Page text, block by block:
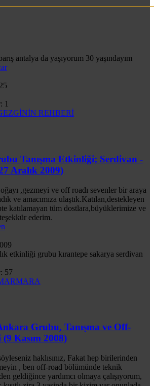
antalya da yaşıyorum 30 yaşındayım
1
REHBERİ
Tanışma Etkinliği; Serdivan -
Aralık 2009)
,gezmeyi ve off roadı sevenler bir araya
ve amacımıza ulaştık.Katılan,destekleyen
katılamayan tüm dostlara,büyüklerimize ve
ederim.
etkinliği grubu kırantepe sakarya serdivan
57
Grubu, Tanışma ve Off-
Kasım 2008)
haklısınız, Fakat hep birilerinden
, ben off-road bölümünde teknik
geldiğince yardımcı olmaya çalışıyorum,